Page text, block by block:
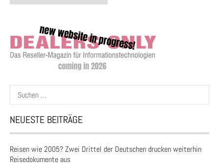
Suchen
nach:
NEUESTE BEITRÄGE
Reisen wie 2005? Zwei Drittel der Deutschen drucken weiterhin
Reisedokumente aus